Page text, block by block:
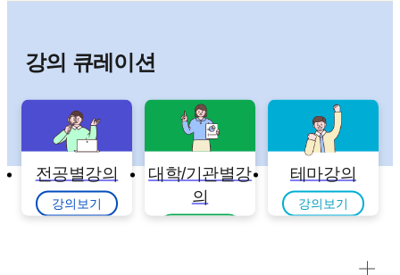
강의 큐레이션
전공별강의
강의보기
대학/기관별강
의
테마강의
강의보기